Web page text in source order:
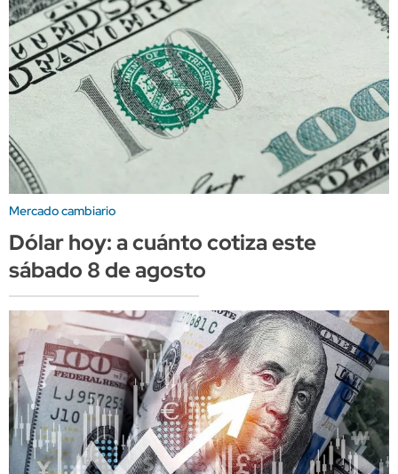
Mercado cambiario
Dólar hoy: a cuánto cotiza este
sábado 8 de agosto